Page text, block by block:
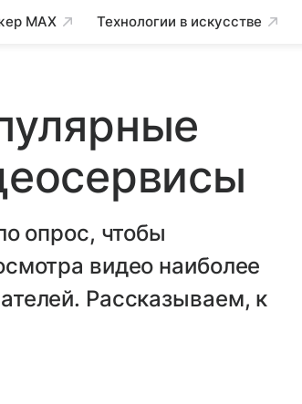
MAX Технологии в искусстве
опрос, чтобы
видео наиболее
Рассказываем, к